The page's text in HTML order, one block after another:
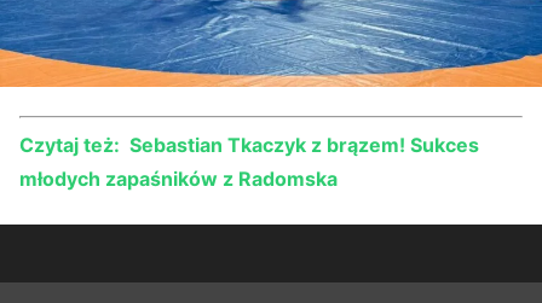
Czytaj też: Sebastian Tkaczyk z brązem! Sukces
młodych zapaśników z Radomska